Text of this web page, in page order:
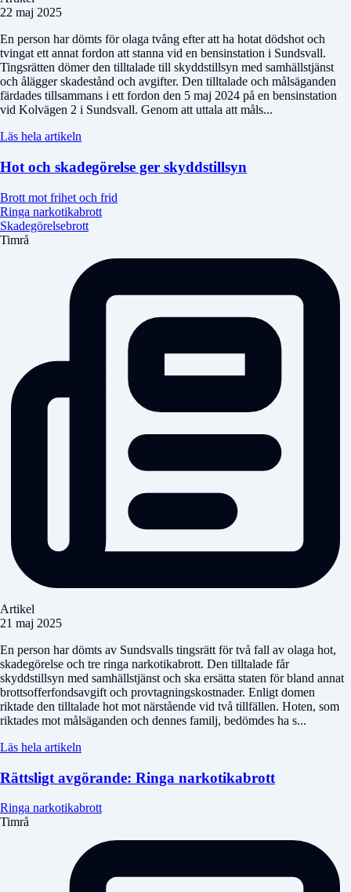
22 maj 2025
En person har dömts för olaga tvång efter att ha hotat dödshot och
tvingat ett annat fordon att stanna vid en bensinstation i Sundsvall.
Tingsrätten dömer den tilltalade till skyddstillsyn med samhällstjänst
och ålägger skadestånd och avgifter. Den tilltalade och målsäganden
färdades tillsammans i ett fordon den 5 maj 2024 på en bensinstation
vid Kolvägen 2 i Sundsvall. Genom att uttala att måls...
Läs hela artikeln
Hot och skadegörelse ger skyddstillsyn
Brott mot frihet och frid
Ringa narkotikabrott
Skadegörelsebrott
Timrå
Artikel
21 maj 2025
En person har dömts av Sundsvalls tingsrätt för två fall av olaga hot,
skadegörelse och tre ringa narkotikabrott. Den tilltalade får
skyddstillsyn med samhällstjänst och ska ersätta staten för bland annat
brottsofferfondsavgift och provtagningskostnader. Enligt domen
riktade den tilltalade hot mot närstående vid två tillfällen. Hoten, som
riktades mot målsäganden och dennes familj, bedömdes ha s...
Läs hela artikeln
Rättsligt avgörande: Ringa narkotikabrott
Ringa narkotikabrott
Timrå